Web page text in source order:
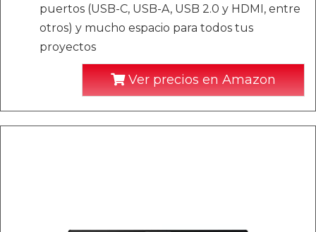
puertos (USB-C, USB-A, USB 2.0 y HDMI, entre
otros) y mucho espacio para todos tus
proyectos
Ver precios en Amazon